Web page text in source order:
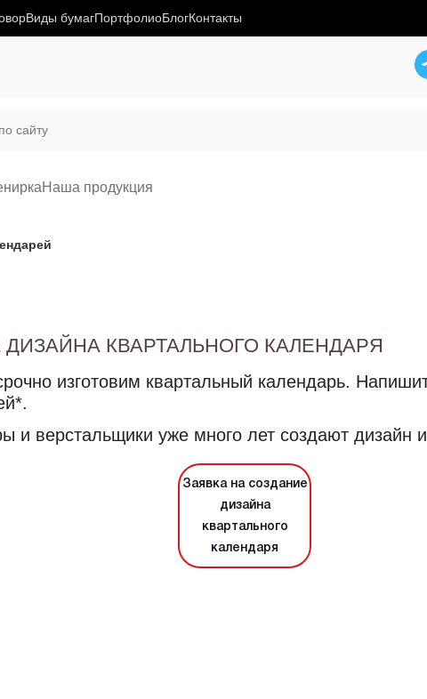
Виды бумагПортфолиоБлогКонтакты
Наша продукция
ДИЗАЙНА КВАРТАЛЬНОГО КАЛЕНДАРЯ
изготовим квартальный календарь.
и верстальщики уже много лет создают дизайн
Заявка на создание
дизайна
квартального
календаря